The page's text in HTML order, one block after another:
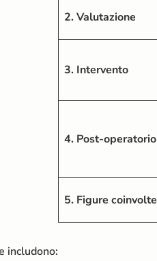
2. Valutazione
3. Intervento
4. Post-operatorio
5. Figure coinvolte
includono: